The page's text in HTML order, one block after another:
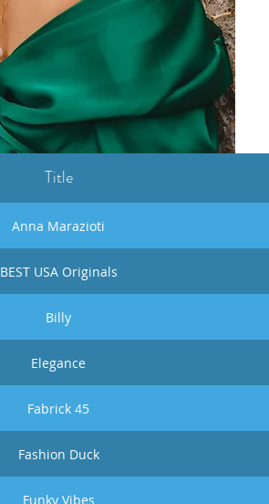
Title
Anna Marazioti
BEST USA Originals
Billy
Elegance
Fabrick 45
Fashion Duck
Funky Vibes